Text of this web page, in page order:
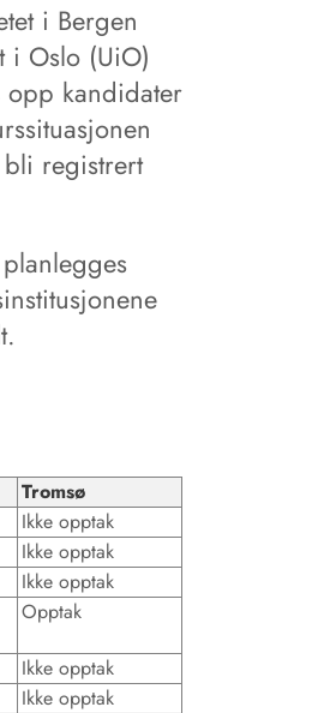
i Bergen
i Oslo (UiO)
opp kandidater
registrert
Tromsø
Ikke opptak
Ikke opptak
Ikke opptak
Opptak
Ikke opptak
Ikke opptak